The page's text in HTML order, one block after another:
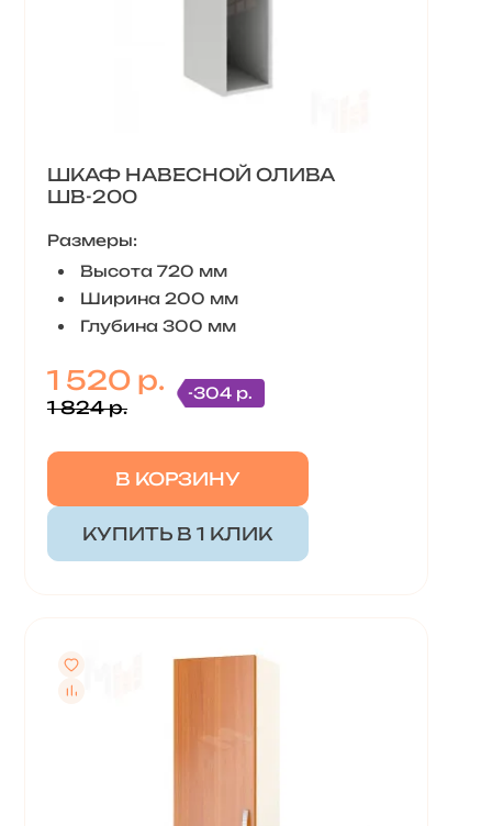
ШКАФ НАВЕСНОЙ ОЛИВА
ШВ-200
Размеры:
Высота 720 мм
Ширина 200 мм
Глубина 300 мм
1 520 р.
1 824 р.
-304 р.
В КОРЗИНУ
КУПИТЬ В 1 КЛИК